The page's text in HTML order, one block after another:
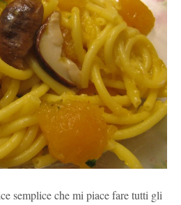
semplice che mi piace fare tutti gli